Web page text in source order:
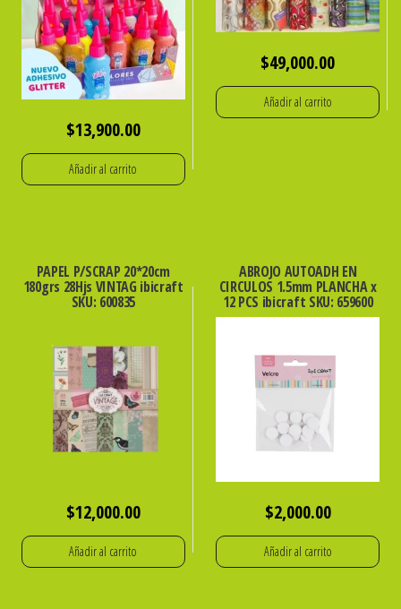
$13,900.00
Añadir al carrito
$49,000.00
Añadir al carrito
PAPEL P/SCRAP 20*20cm
180grs 28Hjs VINTAG ibicraft
SKU: 600835
$12,000.00
Añadir al carrito
ABROJO AUTOADH EN
CIRCULOS 1.5mm PLANCHA x
12 PCS ibicraft SKU: 659600
$2,000.00
Añadir al carrito